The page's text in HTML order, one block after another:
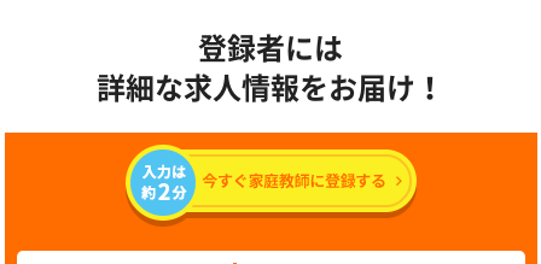
登録者には
詳細な求人情報をお届け！